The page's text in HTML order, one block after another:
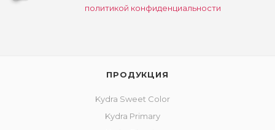
политикой конфиденциальности
ПРОДУКЦИЯ
Kydra Sweet Color
Kydra Primary